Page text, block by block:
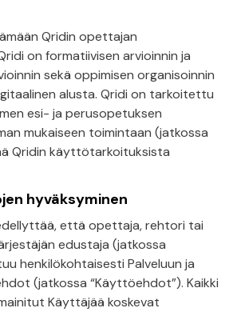
Qridin opettajan
on formatiivisen arvioinnin ja
sekä oppimisen organisoinnin
alusta. Qridi on tarkoitettu
esi- ja perusopetuksen
mukaiseen toimintaan (jatkossa
Qridin käyttötarkoituksista
hyväksyminen
että opettaja, rehtori tai
edustaja (jatkossa
henkilökohtaisesti Palveluun ja
(jatkossa “Käyttöehdot”). Kaikki
Käyttäjää koskevat